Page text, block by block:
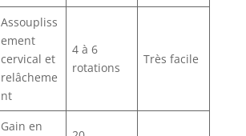
Assoupliss
ement
cervical et
relâcheme
nt
4 à 6
rotations
Très facile
Gain en